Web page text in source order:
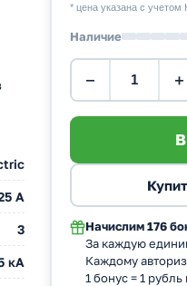
A
3
кА
* цена указана с учетом
Наличие
− +
Начислим 176
За каждую
Каждому
1 бонус = 1